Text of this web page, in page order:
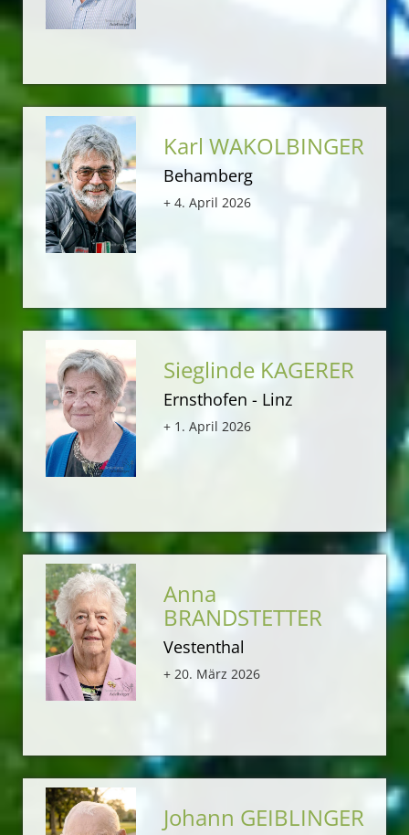
Karl WAKOLBINGER
Behamberg
+ 4. April 2026
Sieglinde KAGERER
Ernsthofen - Linz
+ 1. April 2026
Anna
BRANDSTETTER
Vestenthal
+ 20. März 2026
Johann GEIBLINGER